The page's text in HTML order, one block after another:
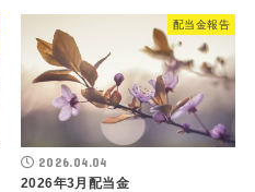
配当金報告
2026.04.04
2026年3月配当金